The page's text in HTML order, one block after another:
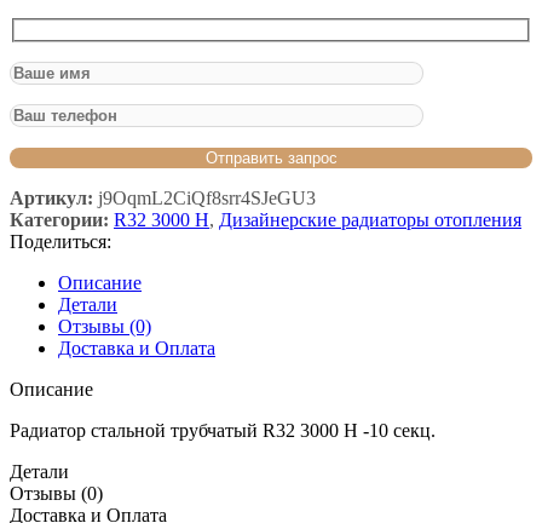
Артикул: j9OqmL2CiQf8srr4SJeGU3
Категории: R32 3000 H, Дизайнерские радиаторы отопления
Поделиться:
Описание
Детали
Отзывы (0)
Доставка и Оплата
Описание
Радиатор стальной трубчатый R32 3000 H -10 секц.
Детали
Отзывы (0)
Доставка и Оплата